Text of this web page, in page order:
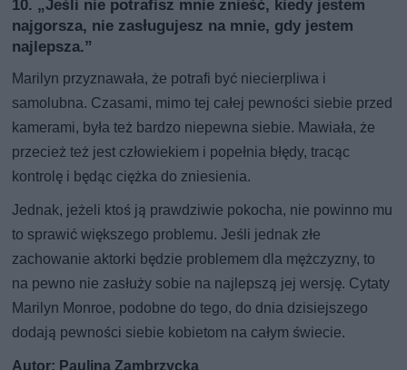
10. „Jeśli nie potrafisz mnie znieść, kiedy jestem
najgorsza, nie zasługujesz na mnie, gdy jestem
najlepsza.”
Marilyn przyznawała, że potrafi być niecierpliwa i
samolubna. Czasami, mimo tej całej pewności siebie przed
kamerami, była też bardzo niepewna siebie. Mawiała, że
przecież też jest człowiekiem i popełnia błędy, tracąc
kontrolę i będąc ciężka do zniesienia.
Jednak, jeżeli ktoś ją prawdziwie pokocha, nie powinno mu
to sprawić większego problemu. Jeśli jednak złe
zachowanie aktorki będzie problemem dla mężczyzny, to
na pewno nie zasłuży sobie na najlepszą jej wersję. Cytaty
Marilyn Monroe, podobne do tego, do dnia dzisiejszego
dodają pewności siebie kobietom na całym świecie.
Autor: Paulina Zambrzycka